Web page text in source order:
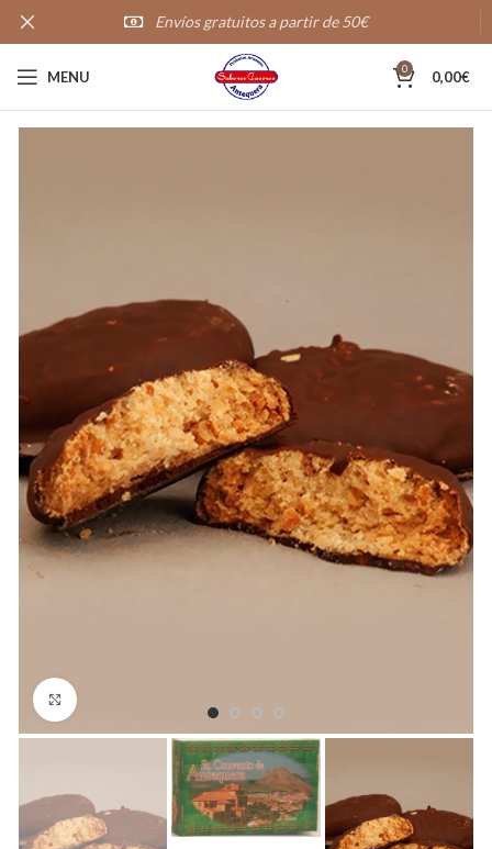
MENU 0 0,00€
Envíos gratuitos a partir de 50€
20,000+Clientes satisfechos